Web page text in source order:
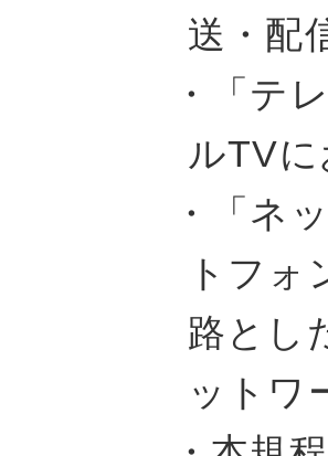
送・配
・「テ
ルTV
・「ネ
トフ
路とし
ットワ